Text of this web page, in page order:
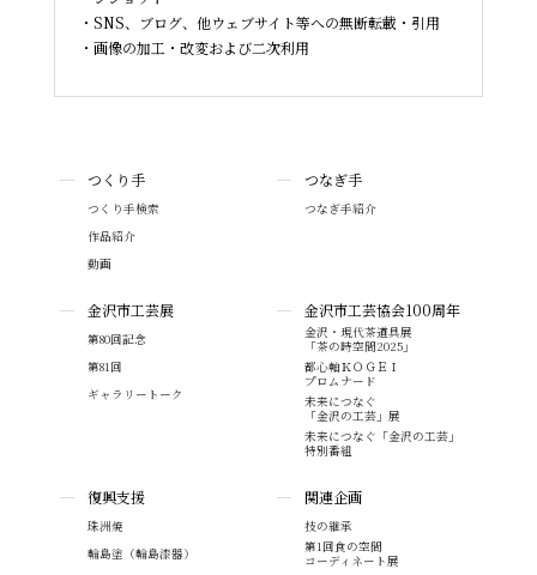
SNS、ブログ、他ウェブサイト等への無断転載・引用
画像の加工・改変および二次利用
つくり手
つくり手検索
作品紹介
動画
つなぎ手
つなぎ手紹介
金沢市工芸展
第80回記念
第81回
ギャラリートーク
金沢市工芸協会100周年
金沢・現代茶道具展
「茶の時空間2025」
都心軸ＫＯＧＥＩ
プロムナード
未来につなぐ
「金沢の工芸」展
未来につなぐ「金沢の工芸」
特別番組
復興支援
珠洲焼
輪島塗（輪島漆器）
関連企画
技の継承
第1回食の空間
コーディネート展